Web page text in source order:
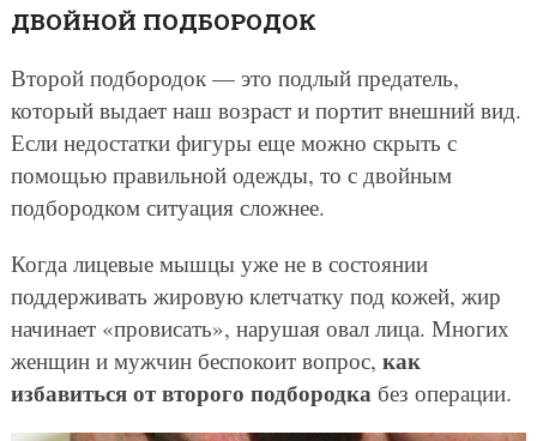
ДВОЙНОЙ ПОДБОРОДОК
Второй подбородок — это подлый предатель,
который выдает наш возраст и портит внешний вид.
Если недостатки фигуры еще можно скрыть с
помощью правильной одежды, то с двойным
подбородком ситуация сложнее.
Когда лицевые мышцы уже не в состоянии
поддерживать жировую клетчатку под кожей, жир
начинает «провисать», нарушая овал лица. Многих
женщин и мужчин беспокоит вопрос, как
избавиться от второго подбородка без операции.